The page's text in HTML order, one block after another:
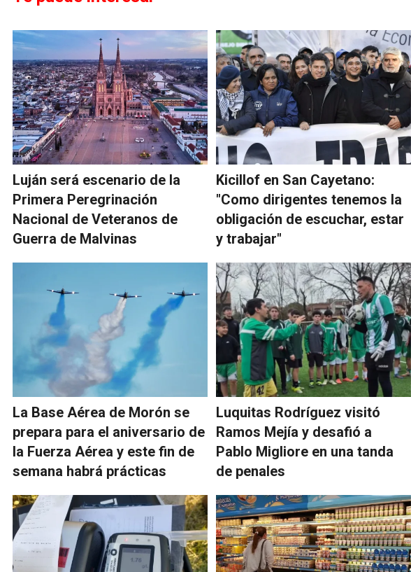
Luján será escenario de la
Primera Peregrinación
Nacional de Veteranos de
Guerra de Malvinas
Kicillof en San Cayetano:
"Como dirigentes tenemos la
obligación de escuchar, estar
y trabajar"
La Base Aérea de Morón se
prepara para el aniversario de
la Fuerza Aérea y este fin de
semana habrá prácticas
Luquitas Rodríguez visitó
Ramos Mejía y desafió a
Pablo Migliore en una tanda
de penales